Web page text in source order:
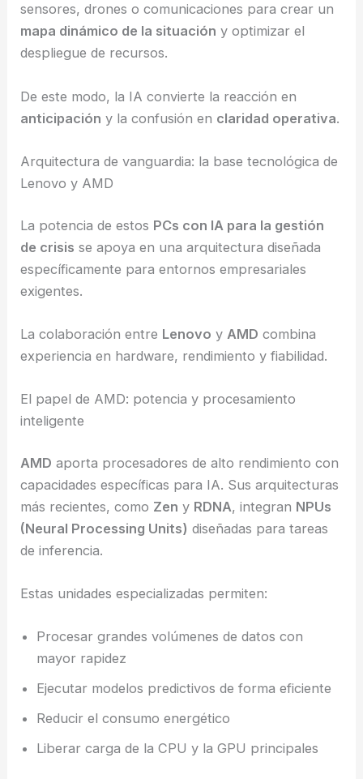
sensores, drones o comunicaciones para crear un
mapa dinámico de la situación y optimizar el
despliegue de recursos.
De este modo, la IA convierte la reacción en
anticipación y la confusión en claridad operativa.
Arquitectura de vanguardia: la base tecnológica de
Lenovo y AMD
La potencia de estos PCs con IA para la gestión
de crisis se apoya en una arquitectura diseñada
específicamente para entornos empresariales
exigentes.
La colaboración entre Lenovo y AMD combina
experiencia en hardware, rendimiento y fiabilidad.
El papel de AMD: potencia y procesamiento
inteligente
AMD aporta procesadores de alto rendimiento con
capacidades específicas para IA. Sus arquitecturas
más recientes, como Zen y RDNA, integran NPUs
(Neural Processing Units) diseñadas para tareas
de inferencia.
Estas unidades especializadas permiten:
Procesar grandes volúmenes de datos con
mayor rapidez
Ejecutar modelos predictivos de forma eficiente
Reducir el consumo energético
Liberar carga de la CPU y la GPU principales